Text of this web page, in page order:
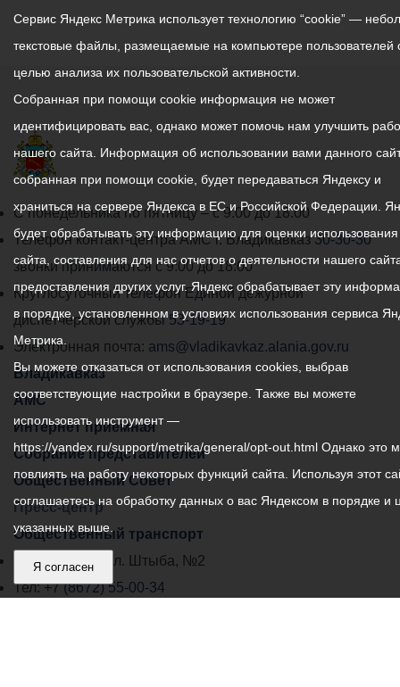
График
работы
администрации
местного
самоуправления
города
Владикавказ:
С понедельника по пятницу – с 9.00 до 18.00
Телефон контакт-центра АМС г. Владикавказ30-30-30
звонки принимаются с 9:00 до 18:00
Круглосуточный телефон Единой дежурной
диспетчерской службы53-19-19
Электронная почта: ams@vladikavkaz.alania.gov.ru
Владикавказ
АМС
Интернет приемная
Собрание представителей
Общественный Совет
Пресс-центр
Общественный транспорт
Владикавказ, пл. Штыба, №2
Тел:+7 (8672) 55-00-34
Сервис Яндекс Метрика использует технологию “cookie” —
текстовые файлы, размещаемые на компьютере пользователей
целью анализа их пользовательской активности.
Собранная при помощи cookie информация не может
идентифицировать вас, однако может помочь нам улучшить
нашего сайта. Информация об использовании вами данного
собранная при помощи cookie, будет передаваться Яндексу и
храниться на сервере Яндекса в ЕС и Российской Федерации.
будет обрабатывать эту информацию для оценки
сайта, составления для нас отчетов о деятельности нашего
предоставления других услуг. Яндекс обрабатывает эту
в порядке, установленном в условиях использования сервиса
Метрика.
Вы можете отказаться от использования cookies, выбрав
соответствующие настройки в браузере. Также вы можете
использовать инструмент —
https://yandex.ru/support/metrika/general/opt-out.html Однако это
повлиять на работу некоторых функций сайта. Используя этот
соглашаетесь на обработку данных о вас Яндексом в порядке и
указанных выше.
Я согласен